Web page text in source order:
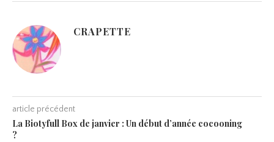
CRAPETTE
article précédent
La Biotyfull Box de janvier : Un début d’année cocooning
?